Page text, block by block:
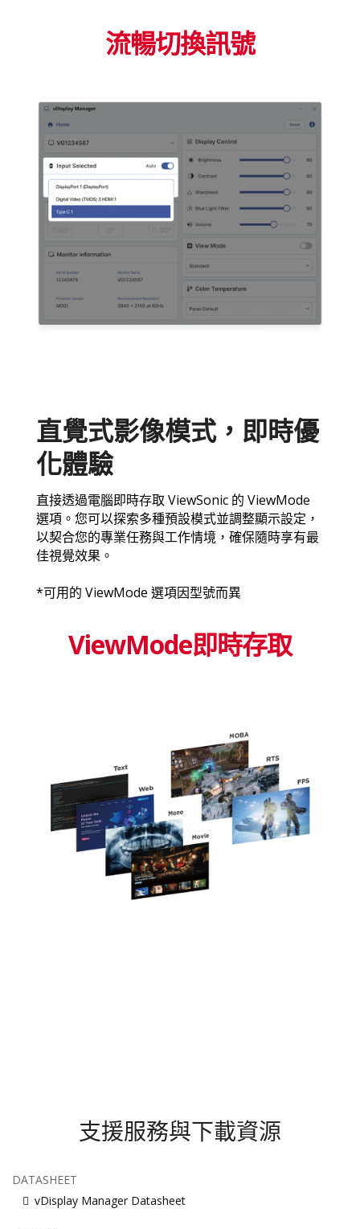
流暢切換訊號
直覺式影像模式，即時優
化體驗
直接透過電腦即時存取 ViewSonic 的 ViewMode
選項。您可以探索多種預設模式並調整顯示設定，
以契合您的專業任務與工作情境，確保隨時享有最
佳視覺效果。
*可用的 ViewMode 選項因型號而異
ViewMode即時存取
支援服務與下載資源
DATASHEET
vDisplay Manager Datasheet